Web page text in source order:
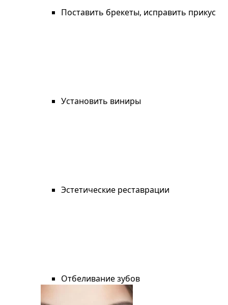
Поставить брекеты, исправить прикус
Установить виниры
Эстетические реставрации
Отбеливание зубов